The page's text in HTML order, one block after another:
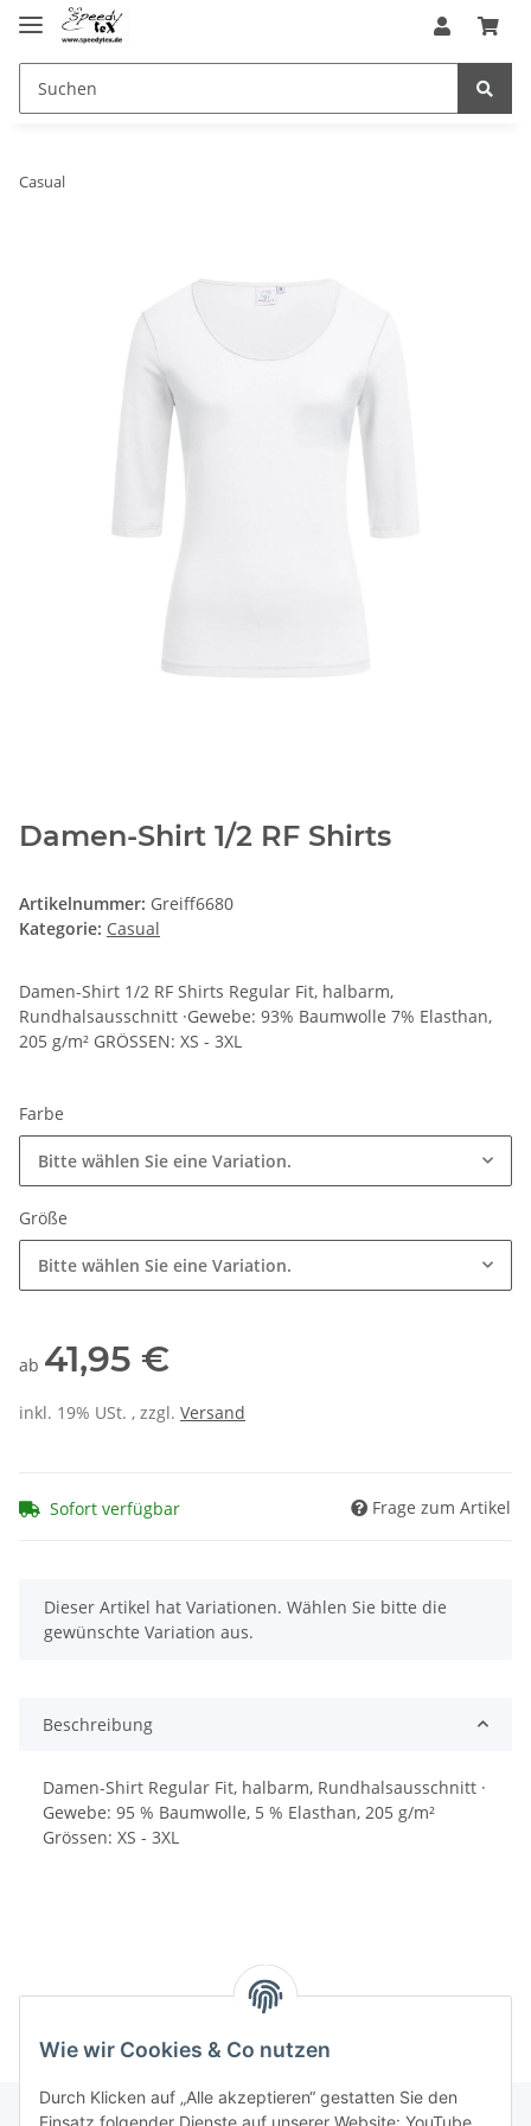
Casual
Damen-Shirt 1/2 RF Shirts
Artikelnummer: Greiff6680
Kategorie: Casual
Damen-Shirt 1/2 RF Shirts Regular Fit, halbarm,
Rundhalsausschnitt ·Gewebe: 93% Baumwolle 7% Elasthan,
205 g/m² GRÖSSEN: XS - 3XL
Farbe
Bitte wählen Sie eine Variation.
Größe
Bitte wählen Sie eine Variation.
ab 41,95 €
inkl. 19% USt. , zzgl. Versand
Sofort verfügbar Frage zum Artikel
x
Dieser Artikel hat Variationen. Wählen Sie bitte die
gewünschte Variation aus.
Beschreibung
Damen-Shirt Regular Fit, halbarm, Rundhalsausschnitt ·
Gewebe: 95 % Baumwolle, 5 % Elasthan, 205 g/m²
Grössen: XS - 3XL
Wie wir Cookies & Co nutzen
Durch Klicken auf „Alle akzeptieren“ gestatten Sie den